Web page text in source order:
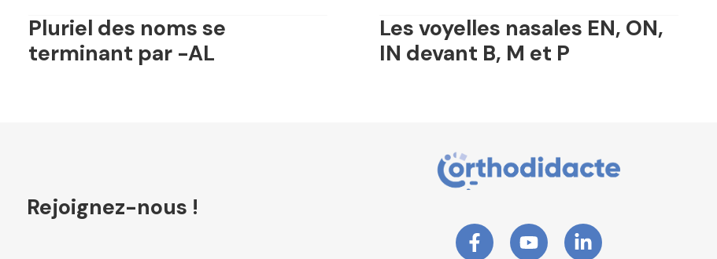
Pluriel des noms se
terminant par -AL
Les voyelles nasales EN, ON,
IN devant B, M et P
Rejoignez-nous !